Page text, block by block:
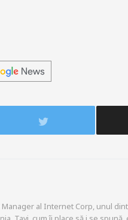
al Internet Corp, unul